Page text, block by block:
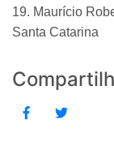
19. Maurício
Santa Catarina